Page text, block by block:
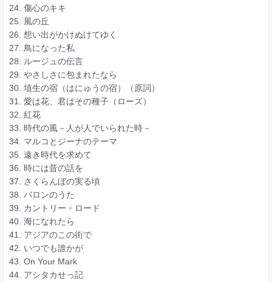
24. 傷心のキキ
25. 風の丘
26. 想い出がかけぬけてゆく
27. 鳥になった私
28. ルージュの伝言
29. やさしさに包まれたなら
30. 埴生の宿（はにゅうの宿）（原詞）
31. 愛は花、君はその種子（ローズ）
32. 紅花
33. 時代の風－人が人でいられた時－
34. マルコとジーナのテーマ
35. 遠き時代を求めて
36. 時には昔の話を
37. さくらんぼの実る頃
38. バロンのうた
39. カントリー・ロード
40. 海になれたら
41. アジアのこの街で
42. いつでも誰かが
43. On Your Mark
44. アシタカせっ記